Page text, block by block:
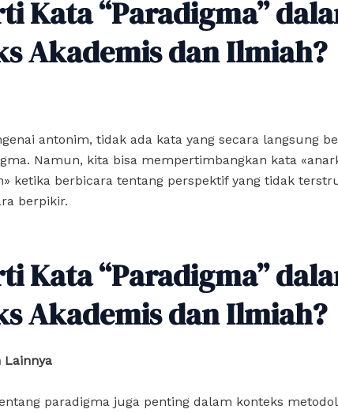
Kata “Paradigma”
Akademis dan Ilmiah?
antonim, tidak ada kata yang secara langsung
Namun, kita bisa mempertimbangkan kata
ketika berbicara tentang perspektif yang tidak
berpikir.
Kata “Paradigma”
Akademis dan Ilmiah?
Lainnya
paradigma juga penting dalam konteks